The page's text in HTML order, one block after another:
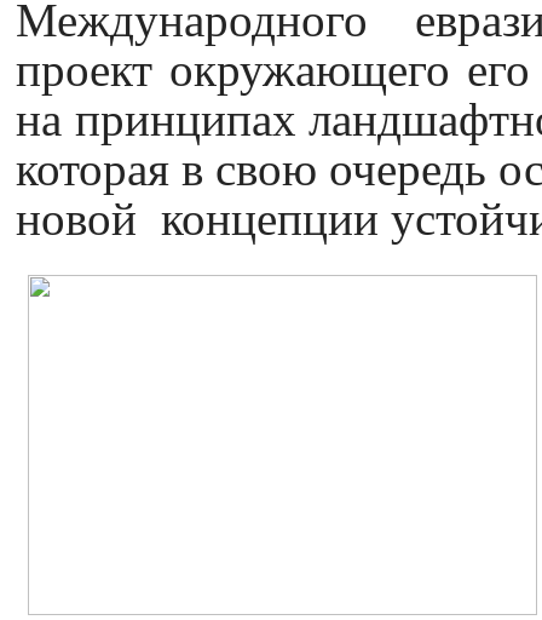
Международного
проект окружающего
на принципах
которая в свою очередь
новой концепции